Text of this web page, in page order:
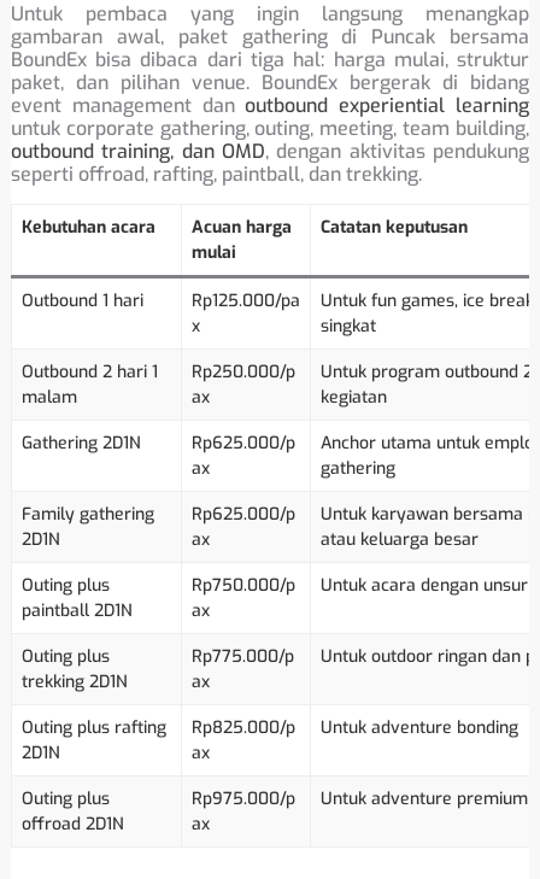
Untuk pembaca yang ingin langsung menangkap
gambaran awal, paket gathering di Puncak bersama
BoundEx bisa dibaca dari tiga hal: harga mulai, struktur
paket, dan pilihan venue. BoundEx bergerak di bidang
event management danoutbound experiential learning
untuk corporate gathering, outing, meeting, team building,
outbound training, dan OMD, dengan aktivitas pendukung
seperti offroad, rafting, paintball, dan trekking.
Kebutuhan acara
Acuan harga
mulai
Catatan keputusan
Outbound 1 hari
Rp125.000/pa
x
Untuk fun games, ice
singkat
Outbound 2 hari 1
malam
Rp250.000/p
ax
Untuk program outbound
kegiatan
Gathering 2D1N
Rp625.000/p
ax
Anchor utama untuk
gathering
Family gathering
2D1N
Rp625.000/p
ax
Untuk karyawan bersama
atau keluarga besar
Outing plus
paintball 2D1N
Rp750.000/p
ax
Untuk acara dengan unsur
Outing plus
trekking 2D1N
Rp775.000/p
ax
Untuk outdoor ringan dan
Outing plus rafting
2D1N
Rp825.000/p
ax
Untuk adventure bonding
Outing plus
offroad 2D1N
Rp975.000/p
ax
Untuk adventure premium